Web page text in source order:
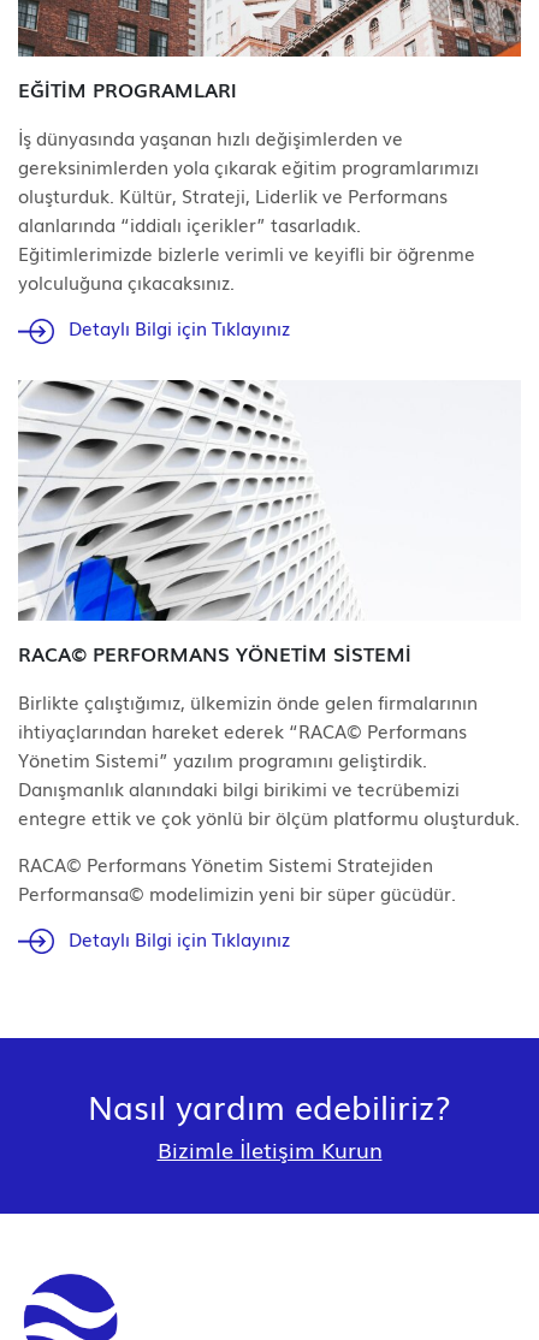
EĞİTİM PROGRAMLARI
İş dünyasında yaşanan hızlı değişimlerden ve
gereksinimlerden yola çıkarak eğitim programlarımızı
oluşturduk. Kültür, Strateji, Liderlik ve Performans
alanlarında “iddialı içerikler” tasarladık.
Eğitimlerimizde bizlerle verimli ve keyifli bir öğrenme
yolculuğuna çıkacaksınız.
Detaylı Bilgi için Tıklayınız
RACA© PERFORMANS YÖNETİM SİSTEMİ
Birlikte çalıştığımız, ülkemizin önde gelen firmalarının
ihtiyaçlarından hareket ederek “RACA© Performans
Yönetim Sistemi” yazılım programını geliştirdik.
Danışmanlık alanındaki bilgi birikimi ve tecrübemizi
entegre ettik ve çok yönlü bir ölçüm platformu oluşturduk.
RACA© Performans Yönetim Sistemi Stratejiden
Performansa© modelimizin yeni bir süper gücüdür.
Detaylı Bilgi için Tıklayınız
Nasıl yardım edebiliriz?
Bizimle İletişim Kurun